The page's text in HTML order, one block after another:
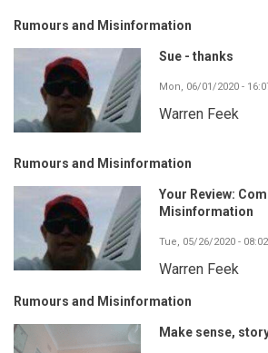
Rumours and Misinformation
Sue - thanks
Mon, 06/01/2020 -
Warren Feek
Rumours and Misinformation
Your Review:
Misinformation
Tue, 05/26/2020 - 08:02
Warren Feek
Rumours and Misinformation
Make sense,